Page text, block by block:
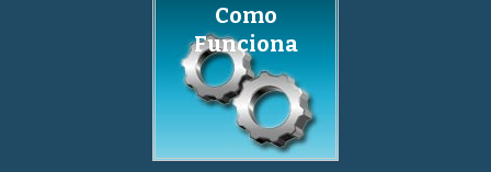
Como
Funciona